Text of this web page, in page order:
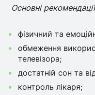
Основні
фізичний та
обмеження
телевізора;
достатній сон та
контроль лікаря;